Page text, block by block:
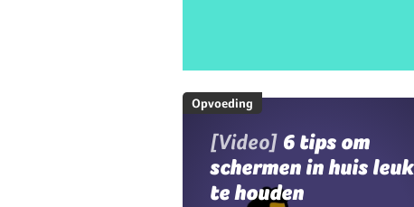
Opvoeding
[Video] 6 tips om
schermen in huis leuk
te houden